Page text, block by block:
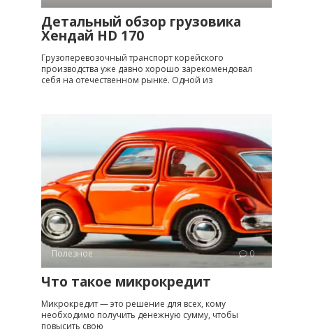
Детальный обзор грузовика
Хендай HD 170
Грузоперевозочный транспорт корейского
производства уже давно хорошо зарекомендовал
себя на отечественном рынке. Одной из
Полезное 0
Что такое микрокредит
Микрокредит — это решение для всех, кому
необходимо получить денежную сумму, чтобы
повысить свою